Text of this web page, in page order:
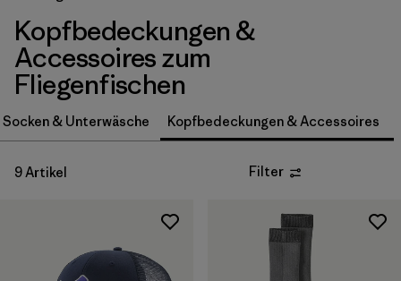
(3)
S/M (1)
M (3)
Einheitsgröße
Kopfbedeckungen &
Accessoires zum
Fliegenfischen
& Unterwäsche Kopfbedeckungen & Accessoires
9 Artikel Filter